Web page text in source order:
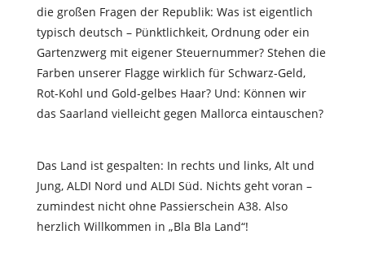
die großen Fragen der Republik: Was ist eigentlich
typisch deutsch – Pünktlichkeit, Ordnung oder ein
Gartenzwerg mit eigener Steuernummer? Stehen die
Farben unserer Flagge wirklich für Schwarz-Geld,
Rot-Kohl und Gold-gelbes Haar? Und: Können wir
das Saarland vielleicht gegen Mallorca eintauschen?
Das Land ist gespalten: In rechts und links, Alt und
Jung, ALDI Nord und ALDI Süd. Nichts geht voran –
zumindest nicht ohne Passierschein A38. Also
herzlich Willkommen in „Bla Bla Land“!